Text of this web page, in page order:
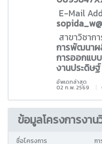
E-Mail
สาขาวิชาก
การพัฒนาผ
การออกแบ
งานประดิษฐ์
อัพเดทล่าสุด
02 ก.พ. 2569
ข้อมูลโครงการงาน
ชื่อโครงการ
ก